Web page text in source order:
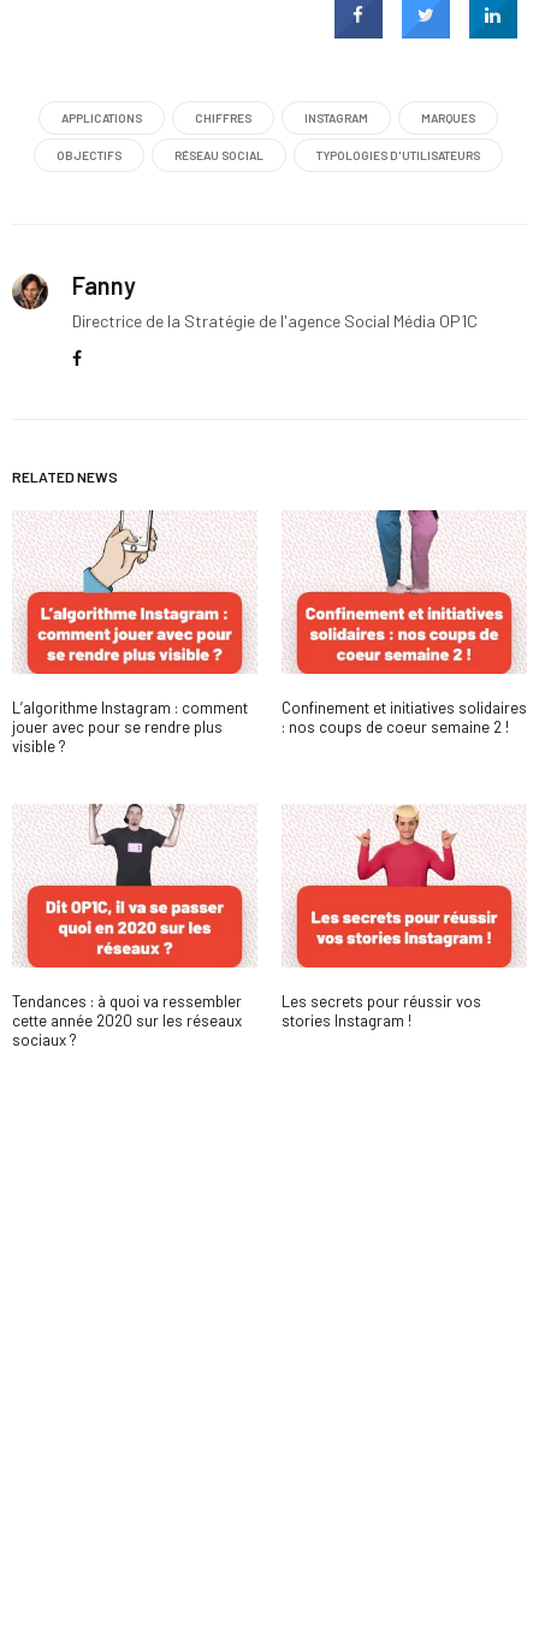
APPLICATIONS CHIFFRES INSTAGRAM MARQUES
OBJECTIFS RÉSEAU SOCIAL TYPOLOGIES D'UTILISATEURS
Fanny
Directrice de la Stratégie de l'agence Social Média OP1C
RELATED NEWS
L’algorithme Instagram : comment
jouer avec pour se rendre plus
visible ?
Confinement et initiatives solidaires
: nos coups de coeur semaine 2 !
Tendances : à quoi va ressembler
cette année 2020 sur les réseaux
sociaux ?
Les secrets pour réussir vos
stories Instagram !